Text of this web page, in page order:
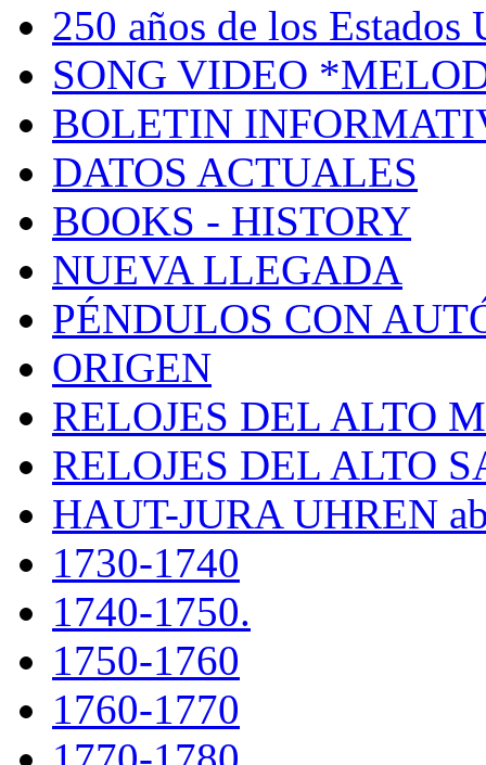
250 años de los
SONG VIDEO
BOLETIN
DATOS ACTUALES
BOOKS - HISTORY
NUEVA LLEGADA
PÉNDULOS CON
ORIGEN
RELOJES DEL ALTO
RELOJES DEL ALTO
HAUT-JURA UHREN
1730-1740
1740-1750.
1750-1760
1760-1770